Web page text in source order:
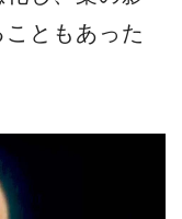
ともあった